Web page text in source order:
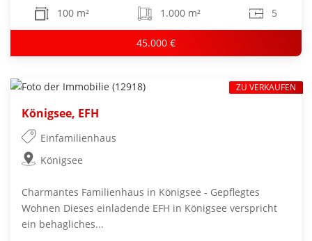
100 m² 1.000 m² 5
45.000 €
Königsee, EFH
Einfamilienhaus
Königsee
Charmantes Familienhaus in Königsee - Gepflegtes
Wohnen Dieses einladende EFH in Königsee verspricht
ein behagliches...
ZU VERKAUFEN